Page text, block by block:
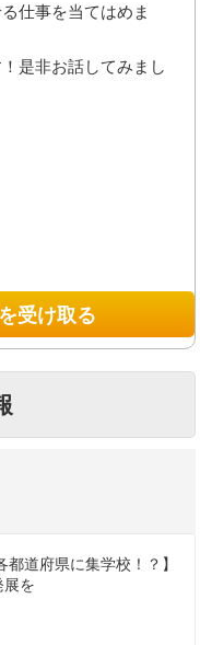
仕事を当てはめま
是非お話してみまし
受け取る
都道府県に集学校！？】
展を